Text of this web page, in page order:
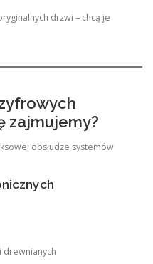
drzwi – chcą je
zajmujemy?
obsłudze systemów
drewnianych